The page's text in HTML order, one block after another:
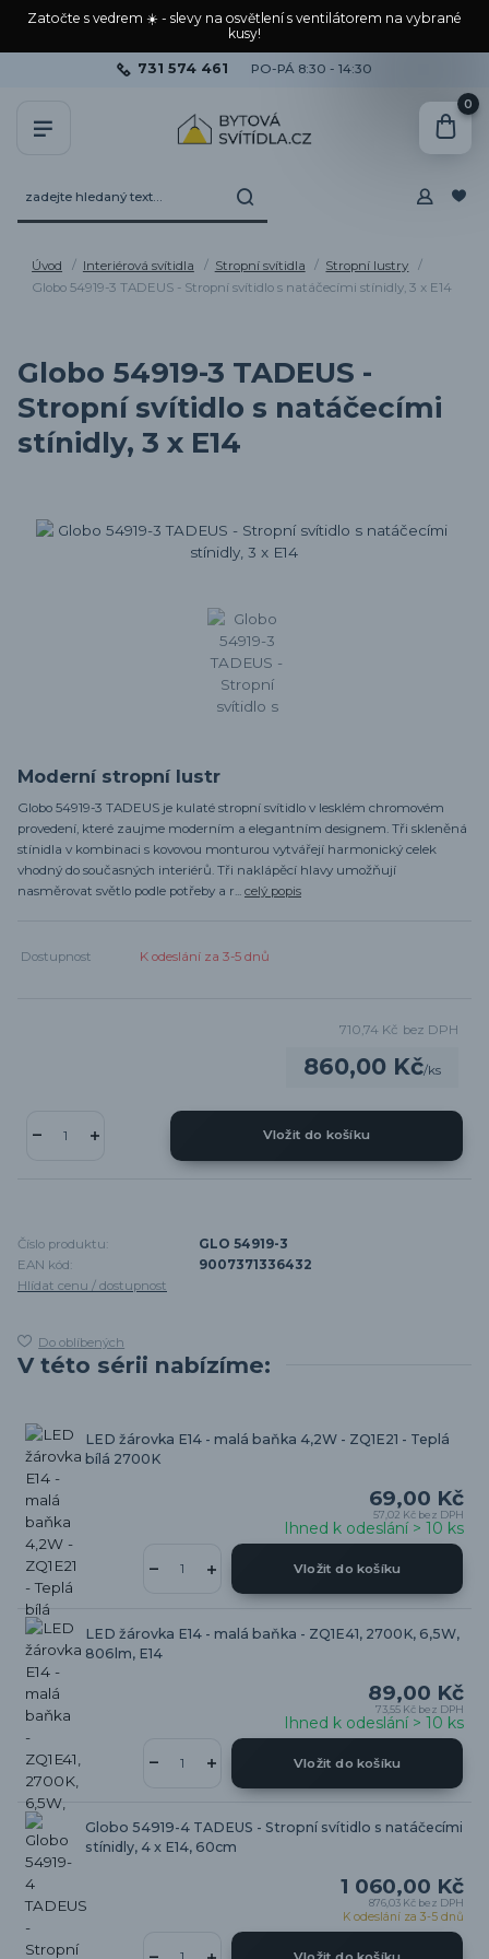
Zatočte s vedrem ☀️ - slevy na osvětlení s ventilátorem na vybrané
kusy!
731 574 461 PO-PÁ 8:30 - 14:30
0
Úvod Interiérová svítidla Stropní svítidla
Stropní lustry
Globo 54919-3 TADEUS - Stropní svítidlo s natáčecími stínidly, 3 x E14
Globo 54919-3 TADEUS -
Stropní svítidlo s natáčecími
stínidly, 3 x E14
Moderní stropní lustr
Globo 54919-3 TADEUS je kulaté stropní svítidlo v lesklém chromovém
provedení, které zaujme moderním a elegantním designem. Tři skleněná
stínidla v kombinaci s kovovou monturou vytvářejí harmonický celek
vhodný do současných interiérů. Tři naklápěcí hlavy umožňují
nasměrovat světlo podle potřeby a r... celý popis
Dostupnost K odeslání za 3-5 dnů
860,00 Kč/ks
710,74 Kč bez DPH
Vložit do košíku
Číslo produktu:
GLO 54919-3
EAN kód:
9007371336432
Hlídat cenu / dostupnost
Do oblíbených
V této sérii nabízíme:
LED žárovka E14 - malá baňka 4,2W - ZQ1E21 - Teplá
bílá 2700K
69,00 Kč
57,02 Kč bez DPH
Ihned k odeslání > 10 ks
Vložit do košíku
LED žárovka E14 - malá baňka - ZQ1E41, 2700K, 6,5W,
806lm, E14
89,00 Kč
73,55 Kč bez DPH
Ihned k odeslání > 10 ks
Vložit do košíku
Globo 54919-4 TADEUS - Stropní svítidlo s natáčecími
stínidly, 4 x E14, 60cm
1 060,00 Kč
876,03 Kč bez DPH
K odeslání za 3-5 dnů